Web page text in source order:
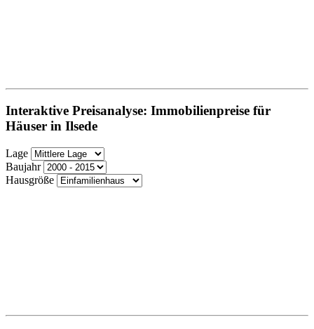
Interaktive Preisanalyse: Immobilienpreise für
Häuser in Ilsede
Lage
Baujahr
Hausgröße